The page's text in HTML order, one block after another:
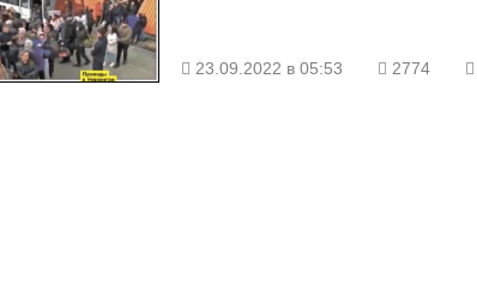
23.09.2022 в 05:53 2774